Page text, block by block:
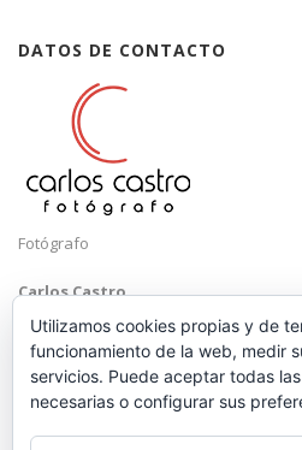
DATOS DE CONTACTO
Fotógrafo
Carlos Castro
Málaga
Mobile: +34 652 83 71 98
Utilizamos cookies propias y de
funcionamiento de la web, medir
servicios. Puede aceptar todas
necesarias o configurar sus